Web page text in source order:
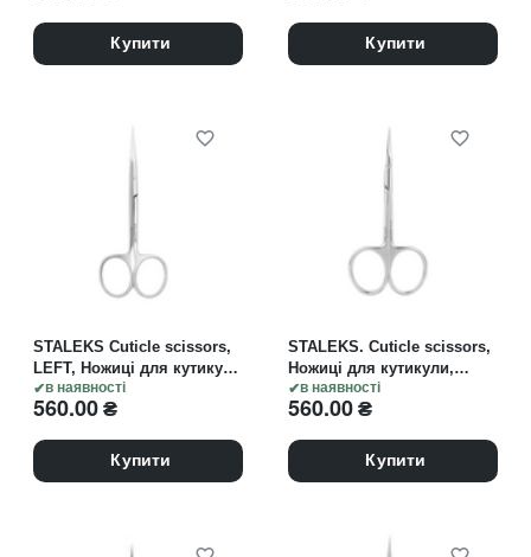
Купити Купити
в наявності
STALEKS Cuticle scissors,
LEFT, Ножиці для кутикули
(ДЛЯ ЛІВШІ), леза 23 мм,
EXPERT 11 TYPE 3
560.00₴
Купити
в наявності
STALEKS. Cuticle scissors,
Ножиці для кутикули,
EXPERT 20 TYPE 2
560.00₴
Купити